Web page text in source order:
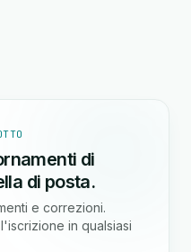
di
di posta.
e correzioni.
in qualsiasi